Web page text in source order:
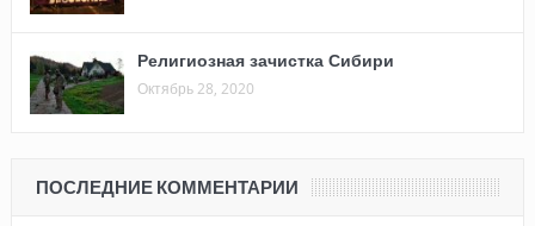
Религиозная зачистка Сибири
Октябрь 28, 2020
ПОСЛЕДНИЕ КОММЕНТАРИИ